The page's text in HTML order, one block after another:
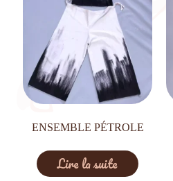
ENSEMBLE PÉTROLE
Lire la suite